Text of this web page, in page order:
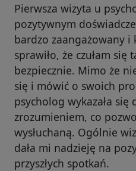
Pierwsza wizyta u
pozytywnym
bardzo zaangażowany i
sprawiło, że czułam się
bezpiecznie. Mimo że
się i mówić o swoich
psycholog wykazała się
zrozumieniem, co
wysłuchaną. Ogólnie
dała mi nadzieję na
przyszłych spotkań.